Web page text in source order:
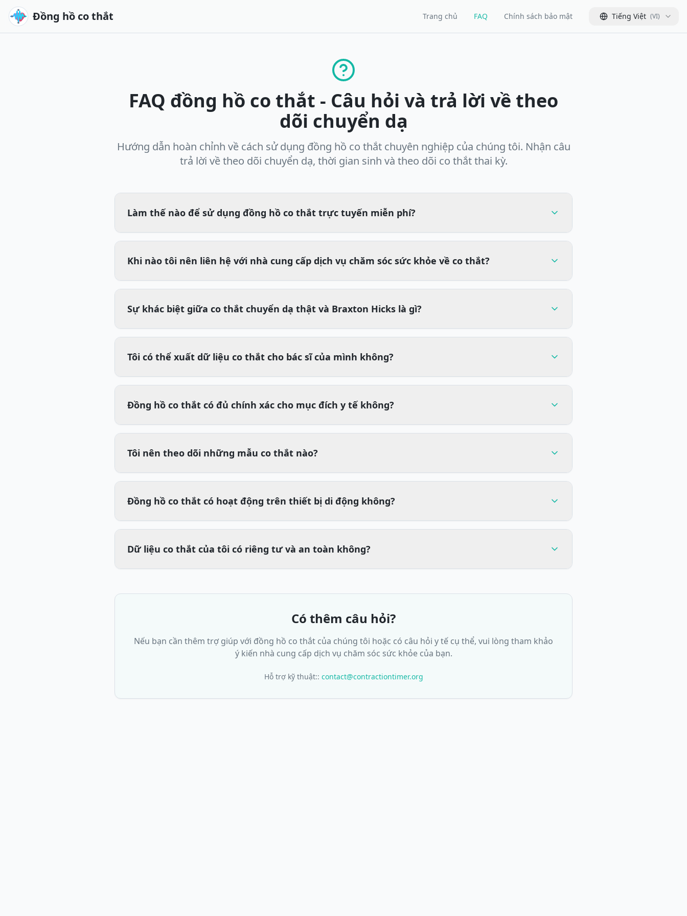
Đồng hồ co thắt Trang chủ FAQ Chính sách bảo mật Tiếng Việt (VI)
FAQ đồng hồ co thắt - Câu hỏi và trả lời về theo
dõi chuyển dạ
Hướng dẫn hoàn chỉnh về cách sử dụng đồng hồ co thắt chuyên nghiệp của chúng tôi. Nhận câu
trả lời về theo dõi chuyển dạ, thời gian sinh và theo dõi co thắt thai kỳ.
Làm thế nào để sử dụng đồng hồ co thắt trực tuyến miễn phí?
Khi nào tôi nên liên hệ với nhà cung cấp dịch vụ chăm sóc sức khỏe về co thắt?
Sự khác biệt giữa co thắt chuyển dạ thật và Braxton Hicks là gì?
Tôi có thể xuất dữ liệu co thắt cho bác sĩ của mình không?
Đồng hồ co thắt có đủ chính xác cho mục đích y tế không?
Tôi nên theo dõi những mẫu co thắt nào?
Đồng hồ co thắt có hoạt động trên thiết bị di động không?
Dữ liệu co thắt của tôi có riêng tư và an toàn không?
Có thêm câu hỏi?
Nếu bạn cần thêm trợ giúp với đồng hồ co thắt của chúng tôi hoặc có câu hỏi y tế cụ thể, vui lòng tham khảo
ý kiến nhà cung cấp dịch vụ chăm sóc sức khỏe của bạn.
Hỗ trợ kỹ thuật:: contact@contractiontimer.org